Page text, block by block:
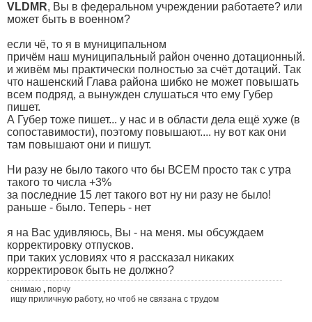
VLDMR, Вы в федеральном учреждении работаете? или
может быть в военном?
если чё, то я в муниципальном
причём наш муниципальный район оченно дотационный.
и живём мы практически полностью за счёт дотаций. Так
что нашенский Глава района шибко не может повышать
всем подряд, а вынужден слушаться что ему Губер
пишет.
А Губер тоже пишет... у нас и в области дела ещё хуже (в
сопоставимости), поэтому повышают.... ну вот как они
там повышают они и пишут.
Ни разу не было такого что бы ВСЕМ просто так с утра
такого то числа +3%
за последние 15 лет такого вот ну ни разу не было!
раньше - было. Теперь - нет
я на Вас удивляюсь, Вы - на меня. мы обсуждаем
корректировку отпусков.
при таких условиях что я рассказал никаких
корректировок быть не должно?
снимаю , порчу
ищу приличную работу, но чтоб не связана с трудом